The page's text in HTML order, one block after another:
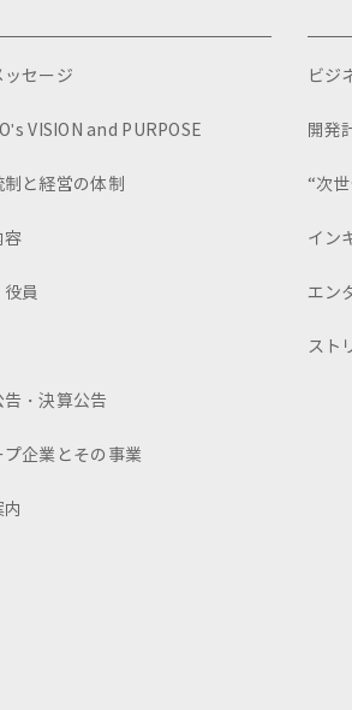
セージ
VISION and PURPOSE
制と経営の体制
容
員
告・決算公告
プ企業とその事業
ビジ
開発
“次
イン
エン
スト